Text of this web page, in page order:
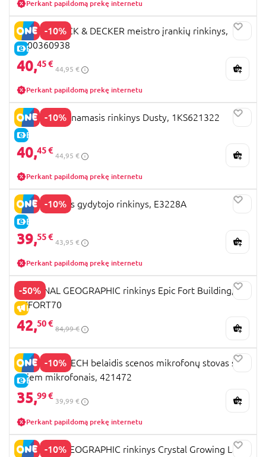
Perkant papildomą prekę internetu
-10%
E-KAINA
SMOBY BLACK & DECKER meistro įrankių rinkinys,
7600360938
40,45 €
44,95 €
Perkant papildomą prekę internetu
-10%
E-KAINA
KOSMOS lavinamasis rinkinys Dusty, 1KS621322
40,45 €
44,95 €
Perkant papildomą prekę internetu
-10%
E-KAINA
HAPE mažasis gydytojo rinkinys, E3228A
39,55 €
43,95 €
Perkant papildomą prekę internetu
-50%
IŠPARDAVIMAS
NATIONAL GEOGRAPHIC rinkinys Epic Fort Building,
RTFORT70
42,50 €
84,99 €
-10%
E-KAINA
BONTEMPI TECH belaidis scenos mikrofonų stovas su
dviem mikrofonais, 421472
35,99 €
39,99 €
Perkant papildomą prekę internetu
-10%
NATIONAL GEOGRAPHIC rinkinys Crystal Growing Lab,